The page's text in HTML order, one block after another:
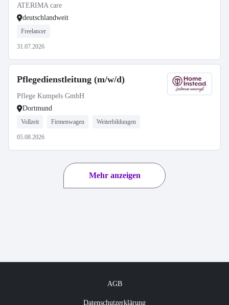
ATERIMA care
deutschlandweit
Freelancer
31.07.2026
Pflegedienstleitung (m/w/d)
Pflege Kumpels GmbH
Dortmund
Vollzeit Firmenwagen Weiterbildungen
05.08.2026
Mehr anzeigen
AGB
Datenschutzerklärung